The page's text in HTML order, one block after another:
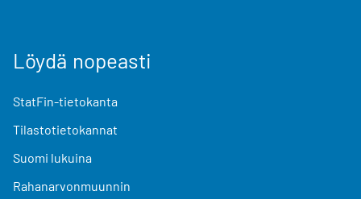
Löydä nopeasti
StatFin-tietokanta
Tilastotietokannat
Suomi lukuina
Rahanarvonmuunnin